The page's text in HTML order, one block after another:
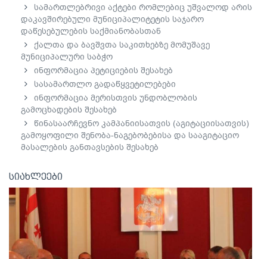
სამართლებრივი აქტები რომლებიც უშვალოდ არის
დაკავშირებული მუნიციპალიტეტის საჯარო
დაწესებულების საქმიანობასთან
ქალთა და ბავშვთა საკითხებზე მომუშავე
მუნიციპალური საბჭო
ინფორმაცია პეტიციების შესახებ
სასამართლო გადაწყვეტილებები
ინფორმაცია მერისთვის უნდობლობის
გამოცხადების შესახებ
წინასაარჩევნო კამპანიისათვის (აგიტაციისათვის)
გამოყოფილი შენობა-ნაგებობებისა და სააგიტაციო
მასალების განთავსების შესახებ
სიახლეები